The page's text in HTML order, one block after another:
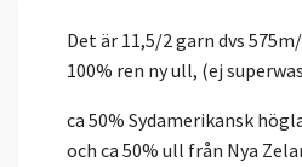
Det är 11,5/2 garn dvs
100% ren ny ull, (ej
ca 50% Sydamerikansk
och ca 50% ull från Nya